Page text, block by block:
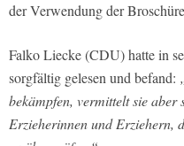
der Verwendung der
Falko Liecke (CDU) hatte in
sorgfältig gelesen und befand:
bekämpfen, vermittelt sie aber
Erzieherinnen und Erziehern,